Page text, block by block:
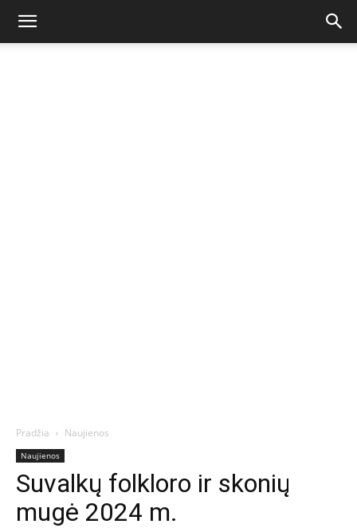
Pradžia Naujienos
Naujienos
Suvalkų folkloro ir skonių
mugė 2024 m.